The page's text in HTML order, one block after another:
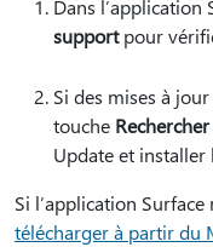
Dans l’application
supportpour
Si des mises à
touche
Update et installer
Si l’application
télécharger à partir du